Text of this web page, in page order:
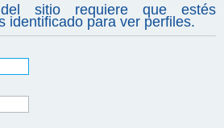
s
c
sitio requiere que estés
identificado para ver perfiles.